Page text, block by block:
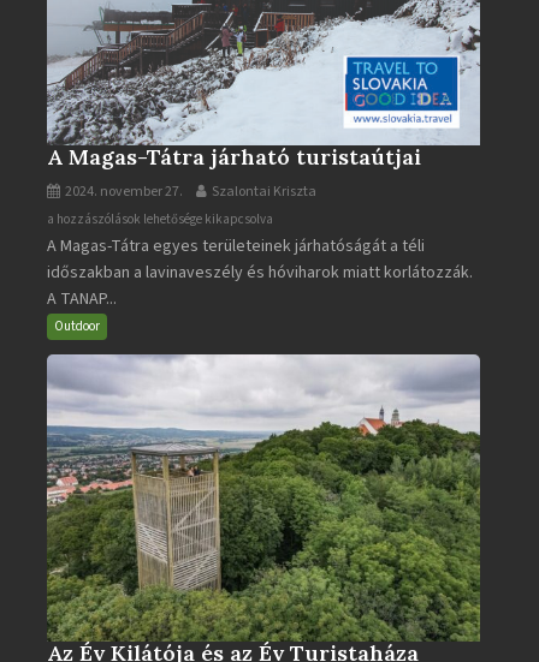
A Magas-Tátra járható turistaútjai
2024. november 27. Szalontai Kriszta
A
Magas-
Tátra
járható
turistaútjai
a hozzászólások lehetősége kikapcsolva
A Magas-Tátra egyes területeinek járhatóságát a téli
időszakban a lavinaveszély és hóviharok miatt korlátozzák.
A TANAP...
Outdoor
Az Év Kilátója és az Év Turistaháza